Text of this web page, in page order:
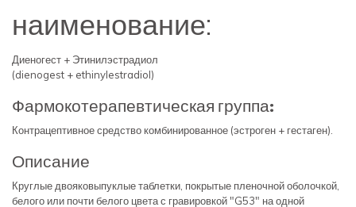
наименование:
Диеногест + Этинилэстрадиол
(dienogest + ethinylestradiol)
Фармокотерапевтическая группа:
Контрацептивное средство комбинированное (эстроген + гестаген).
Описание
Круглые двояковыпуклые таблетки, покрытые пленочной оболочкой,
белого или почти белого цвета с гравировкой "G53" на одной